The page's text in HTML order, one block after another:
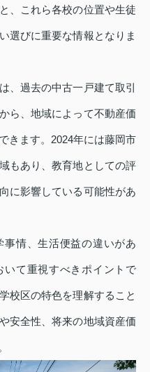
、これら各校の位置や生徒
選びに重要な情報となりま
、過去の中古一戸建て取引
ら、地域によって不動産価
きます。2024年には藤岡市
もあり、教育地としての評
に影響している可能性があ
情、生活便益の違いがあ
いて重視すべきポイントで
校区の特色を理解すること
安全性、将来の地域資産価